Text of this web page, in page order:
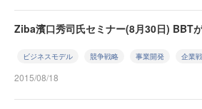
Ziba濱口秀司氏セミナー(8月30日) BBT
ビジネスモデル 競争戦略 事業開発 企業
2015/08/18